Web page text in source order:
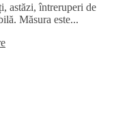
astăzi, întreruperi de
Măsura este...